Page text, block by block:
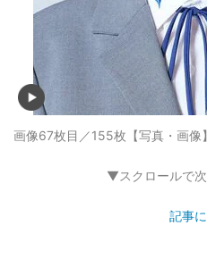
画像67枚目／155枚 【写真・画
▼スクロールで
記事